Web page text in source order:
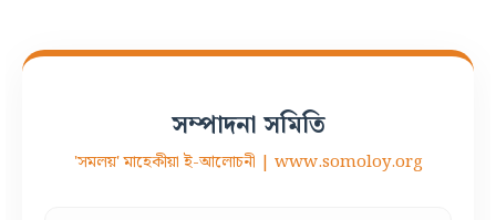
সম্পাদনা সমিতি
'সমলয়' মাহেকীয়া ই-আলোচনী | www.somoloy.org